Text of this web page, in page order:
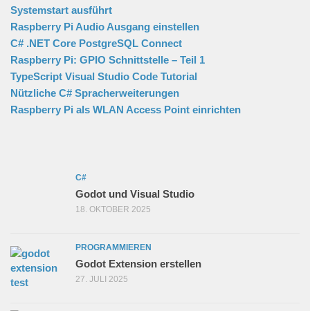
Systemstart ausführt
Raspberry Pi Audio Ausgang einstellen
C# .NET Core PostgreSQL Connect
Raspberry Pi: GPIO Schnittstelle – Teil 1
TypeScript Visual Studio Code Tutorial
Nützliche C# Spracherweiterungen
Raspberry Pi als WLAN Access Point einrichten
C#
Godot und Visual Studio
18. OKTOBER 2025
PROGRAMMIEREN
Godot Extension erstellen
27. JULI 2025